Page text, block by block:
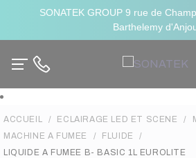
SONATEK GROUP 9 rue de
Barthelemy
ACCUEIL ECLAIRAGE LED ET SCENE
MACHINE A FUMEE
FLUIDE
LIQUIDE A FUMEE B- BASIC 1L EUROLITE